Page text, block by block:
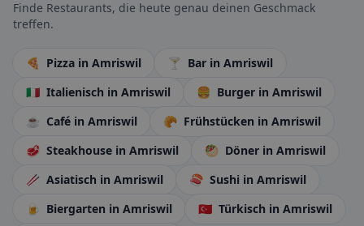
Finde Restaurants, die heute genau deinen Geschmack
treffen.
🍕 Pizza in Amriswil 🍸 Bar in Amriswil
🇮🇹 Italienisch in Amriswil 🍔 Burger in Amriswil
☕ Café in Amriswil 🥐 Frühstücken in Amriswil
🥩 Steakhouse in Amriswil 🥙 Döner in Amriswil
🥢 Asiatisch in Amriswil 🍣 Sushi in Amriswil
🍺 Biergarten in Amriswil 🇹🇷 Türkisch in Amriswil